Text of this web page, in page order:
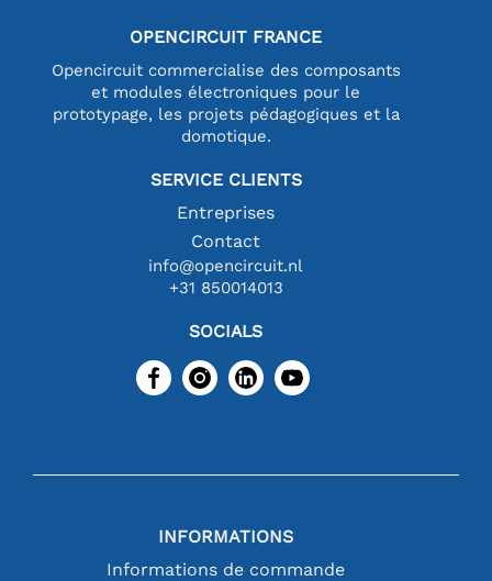
OPENCIRCUIT FRANCE
Opencircuit commercialise des composants
et modules électroniques pour le
prototypage, les projets pédagogiques et la
domotique.
SERVICE CLIENTS
Entreprises
Contact
info@opencircuit.nl
+31 850014013
SOCIALS
INFORMATIONS
Informations de commande